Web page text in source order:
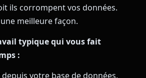
ils corrompent vos données.
meilleure façon.
typique qui vous fait
:
depuis votre base de données,